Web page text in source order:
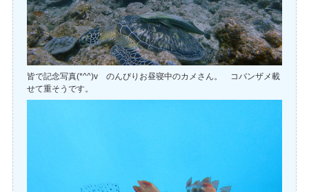
皆で記念写真(*^^)v のんびりお昼寝中のカメさん。 コバンザメ載
せて重そうです。